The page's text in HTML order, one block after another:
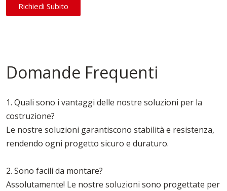
Richiedi Subito
Domande Frequenti
1. Quali sono i vantaggi delle nostre soluzioni per la
costruzione?
Le nostre soluzioni garantiscono stabilità e resistenza,
rendendo ogni progetto sicuro e duraturo.
2. Sono facili da montare?
Assolutamente! Le nostre soluzioni sono progettate per